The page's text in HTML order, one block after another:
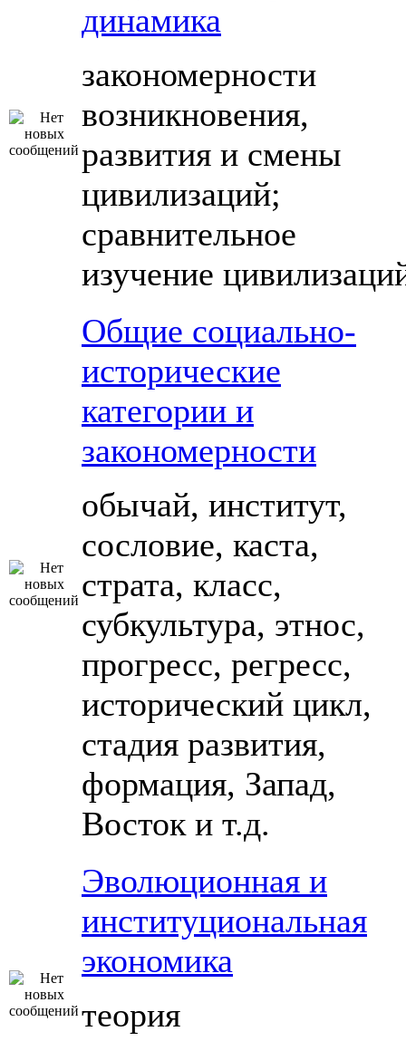
динамика
закономерности
возникновения,
развития и смены
цивилизаций;
сравнительное
изучение
Общие социально-
исторические
категории и
закономерности
обычай, институт,
сословие, каста,
страта, класс,
субкультура, этнос,
прогресс, регресс,
исторический цикл,
стадия развития,
формация, Запад,
Восток и т.д.
Эволюционная и
институциональная
экономика
теория